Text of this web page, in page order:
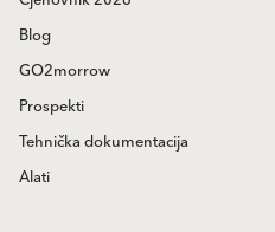
Blog
GO2morrow
Prospekti
Tehnička dokumentacija
Alati